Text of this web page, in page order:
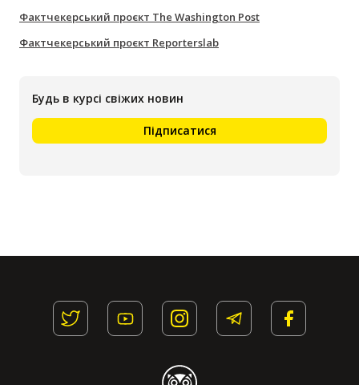
Фактчекерський проєкт The Washington Post
Фактчекерський проєкт Reporterslab
Будь в курсі свіжих новин
Підписатися